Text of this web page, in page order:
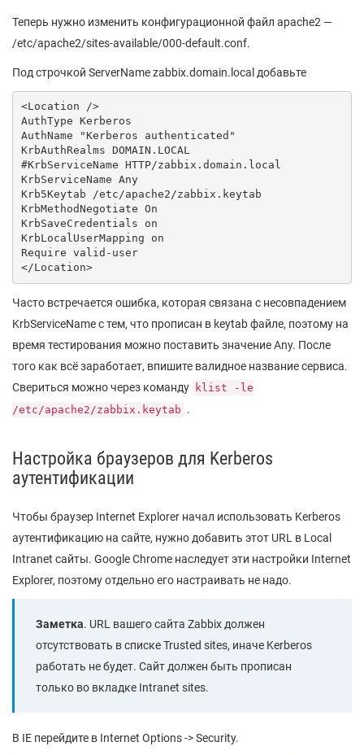
Теперь нужно изменить конфигурационной файл apache2 —
/etc/apache2/sites-available/000-default.conf.
Под строчкой ServerName zabbix.domain.local добавьте
<Location />
AuthType Kerberos
AuthName "Kerberos authenticated"
KrbAuthRealms DOMAIN.LOCAL
#KrbServiceName HTTP/zabbix.domain.local
KrbServiceName Any
Krb5Keytab /etc/apache2/zabbix.keytab
KrbMethodNegotiate On
KrbSaveCredentials on
KrbLocalUserMapping on
Require valid-user
</Location>
Часто встречается ошибка, которая связана с несовпадением
KrbServiceName с тем, что прописан в keytab файле, поэтому на
время тестирования можно поставить значение Any. После
того как всё заработает, впишите валидное название сервиса.
Свериться можно через команду klist -le
/etc/apache2/zabbix.keytab .
Настройка браузеров для Kerberos
аутентификации
Чтобы браузер Internet Explorer начал использовать Kerberos
аутентификацию на сайте, нужно добавить этот URL в Local
Intranet сайты. Google Chrome наследует эти настройки Internet
Explorer, поэтому отдельно его настраивать не надо.
Заметка. URL вашего сайта Zabbix должен
отсутствовать в списке Trusted sites, иначе Kerberos
работать не будет. Сайт должен быть прописан
только во вкладке Intranet sites.
В IE перейдите в Internet Options -> Security.